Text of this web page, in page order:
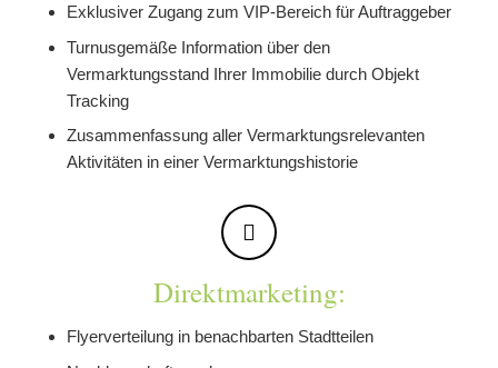
Exklusiver Zugang zum VIP-Bereich für Auftraggeber
Turnusgemäße Information über den
Vermarktungsstand Ihrer Immobilie durch Objekt
Tracking
Zusammenfassung aller Vermarktungsrelevanten
Aktivitäten in einer Vermarktungshistorie
Direktmarketing:
Flyerverteilung in benachbarten Stadtteilen